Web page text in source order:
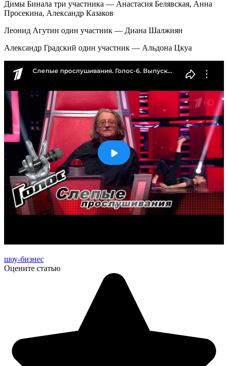
Димы Бинала три участника — Анастасия Белявская, Анна
Просекина, Александр Казаков
Леонид Агутин один участник — Диана Шалжиян
Александр Градский один участник — Альдона Цкуа
шоу-бизнес
Оцените статью